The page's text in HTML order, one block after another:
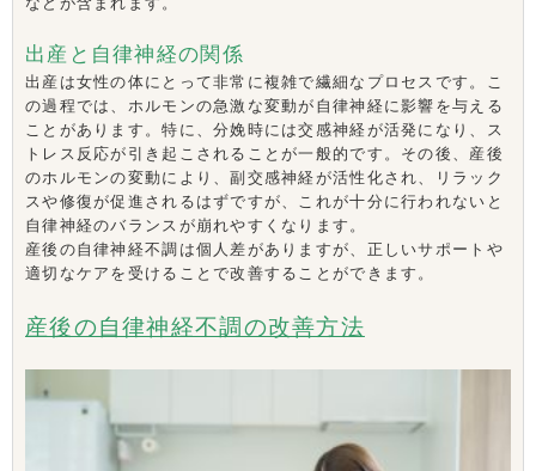
出産と自律神経の関係
出産は女性の体にとって非常に複雑で繊細なプロセスです。こ
の過程では、ホルモンの急激な変動が自律神経に影響を与える
ことがあります。特に、分娩時には交感神経が活発になり、ス
トレス反応が引き起こされることが一般的です。その後、産後
のホルモンの変動により、副交感神経が活性化され、リラック
スや修復が促進されるはずですが、これが十分に行われないと
自律神経のバランスが崩れやすくなります。
産後の自律神経不調は個人差がありますが、正しいサポートや
適切なケアを受けることで改善することができます。
産後の自律神経不調の改善方法